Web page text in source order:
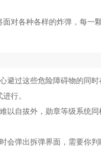
面对各种各样的炸弹，每
避过这些危险障碍物的同
行。
以自拔外，勋章等级系统
会弹出拆弹界面，需要你